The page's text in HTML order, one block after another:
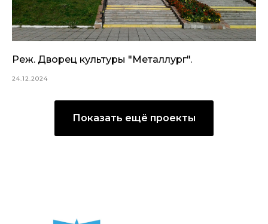
Реж. Дворец культуры "Металлург".
24.12.2024
Показать ещё проекты